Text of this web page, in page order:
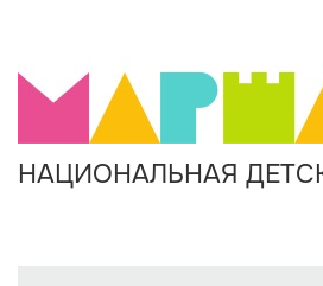
НАЦИОНАЛЬНАЯ